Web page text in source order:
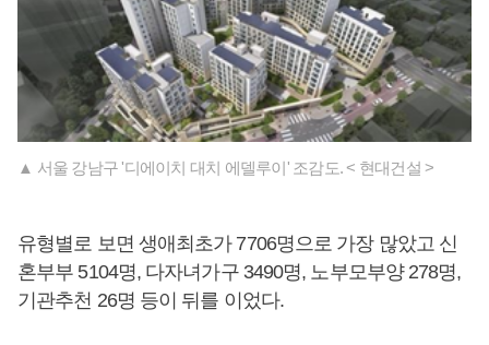
▲ 서울 강남구 '디에이치 대치 에델루이' 조감도. < 현대건설 >
유형별로 보면 생애최초가 7706명으로 가장 많았고 신
혼부부 5104명, 다자녀가구 3490명, 노부모부양 278명,
기관추천 26명 등이 뒤를 이었다.